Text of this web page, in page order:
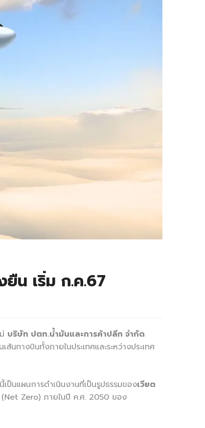
ยืน เริ่ม ก.ค.67
บริษัท ปตท.น้ำมันและการค้าปลีก จำกัด
ทางบินทั้งภายในประเทศและระหว่างประเทศ
ป็นแผนการดำเนินงานที่เป็นรูปธรรมของเวียต
(Net Zero) ภายในปี ค.ศ. 2050 ของ